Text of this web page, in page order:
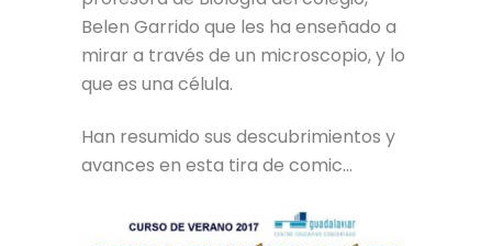
Belen Garrido que les ha enseñado a
mirar a través de un microscopio, y lo
que es una célula.
Han resumido sus descubrimientos y
avances en esta tira de comic…